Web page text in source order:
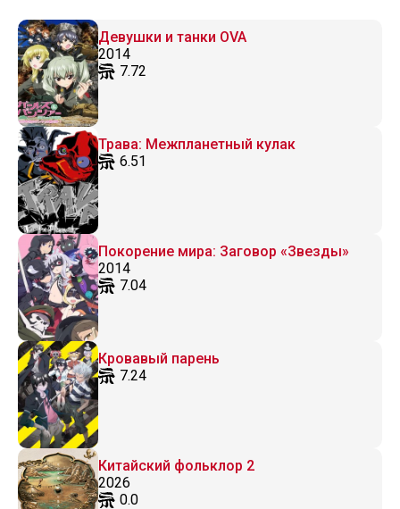
Девушки и танки OVA
2014
7.72
Трава: Межпланетный кулак
6.51
Покорение мира: Заговор «Звезды»
2014
7.04
Кровавый парень
7.24
Китайский фольклор 2
2026
0.0